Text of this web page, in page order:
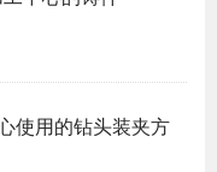
使用的钻头装夹方